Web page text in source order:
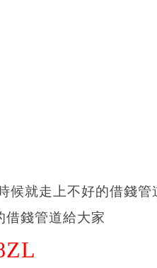
候就走上不好的借錢管
借錢管道給大家